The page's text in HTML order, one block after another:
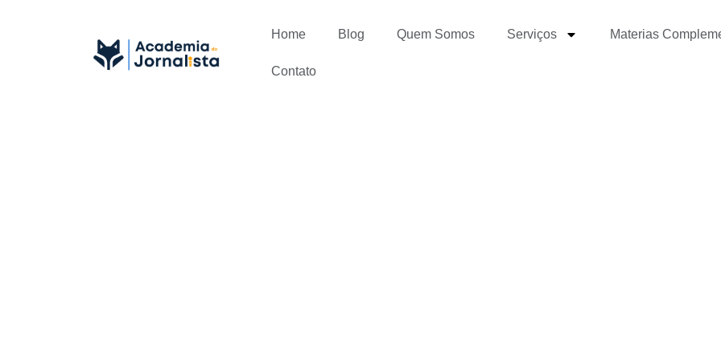
Home Blog Quem Somos Serviços Materias
Contato